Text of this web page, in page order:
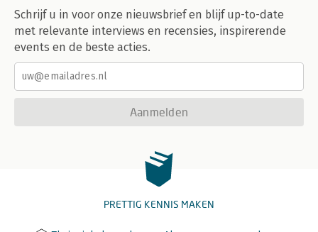
Schrijf u in voor onze nieuwsbrief en blijf up-to-date
met relevante interviews en recensies, inspirerende
events en de beste acties.
Aanmelden
PRETTIG KENNIS MAKEN